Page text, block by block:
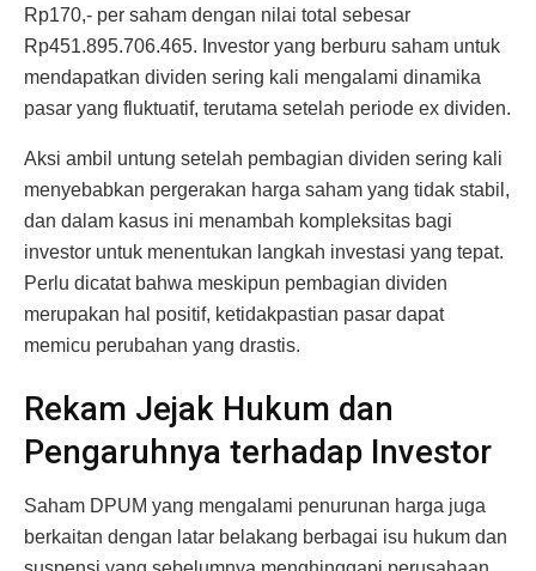
Rp170,- per saham dengan nilai total sebesar
Rp451.895.706.465. Investor yang berburu saham untuk
mendapatkan dividen sering kali mengalami dinamika
pasar yang fluktuatif, terutama setelah periode ex dividen.
Aksi ambil untung setelah pembagian dividen sering kali
menyebabkan pergerakan harga saham yang tidak stabil,
dan dalam kasus ini menambah kompleksitas bagi
investor untuk menentukan langkah investasi yang tepat.
Perlu dicatat bahwa meskipun pembagian dividen
merupakan hal positif, ketidakpastian pasar dapat
memicu perubahan yang drastis.
Rekam Jejak Hukum dan
Pengaruhnya terhadap Investor
Saham DPUM yang mengalami penurunan harga juga
berkaitan dengan latar belakang berbagai isu hukum dan